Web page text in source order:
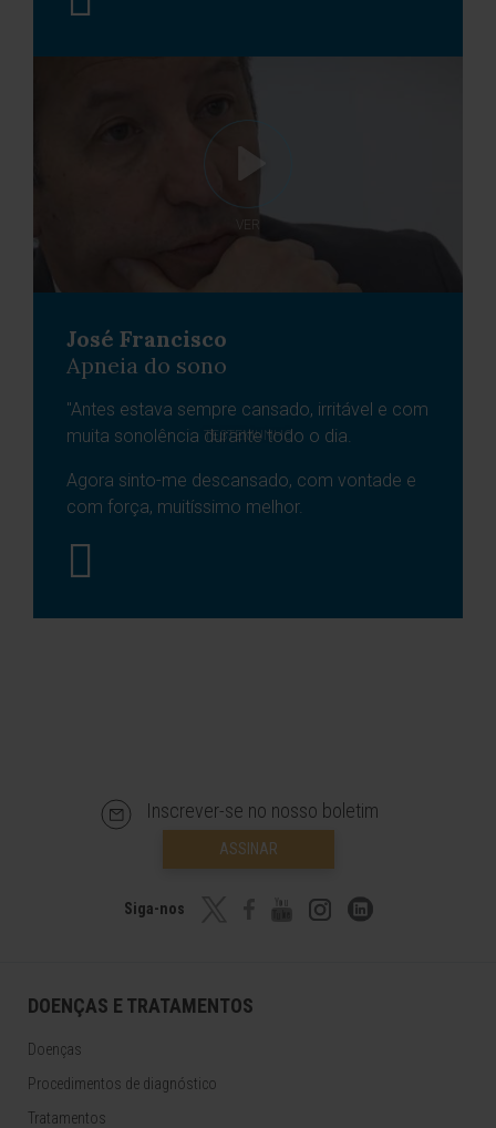
José Francisco
Apneia do sono
"Antes estava sempre cansado, irritável e com
muita sonolência durante todo o dia.
Agora sinto-me descansado, com vontade e
com força, muitíssimo melhor.
TESTEMUNHO
Inscrever-se no nosso boletim
ASSINAR
Siga-nos
DOENÇAS E TRATAMENTOS
Doenças
Procedimentos de diagnóstico
Tratamentos